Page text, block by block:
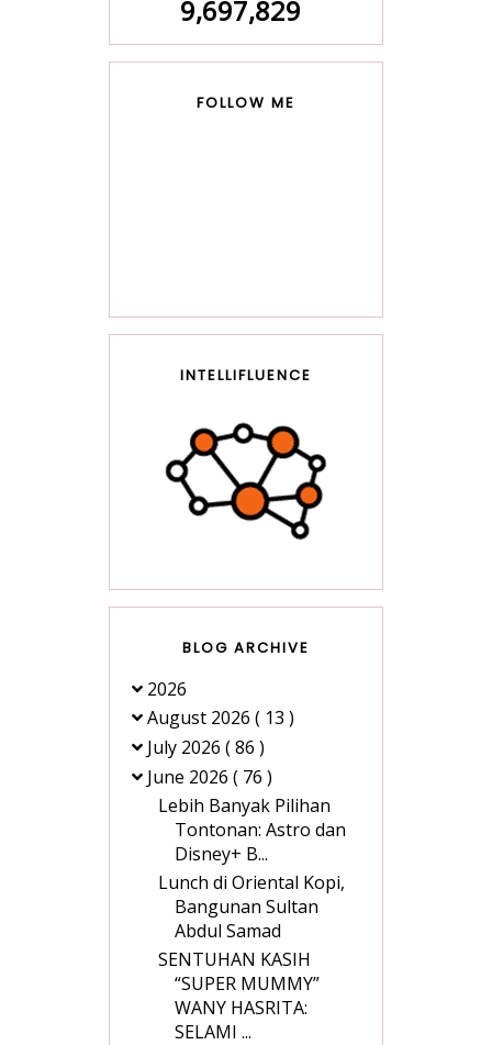
9,697,829
FOLLOW ME
INTELLIFLUENCE
BLOG ARCHIVE
2026
August 2026 ( 13 )
July 2026 ( 86 )
June 2026 ( 76 )
Lebih Banyak Pilihan
Tontonan: Astro dan
Disney+ B...
Lunch di Oriental Kopi,
Bangunan Sultan
Abdul Samad
SENTUHAN KASIH
“SUPER MUMMY”
WANY HASRITA:
SELAMI ...